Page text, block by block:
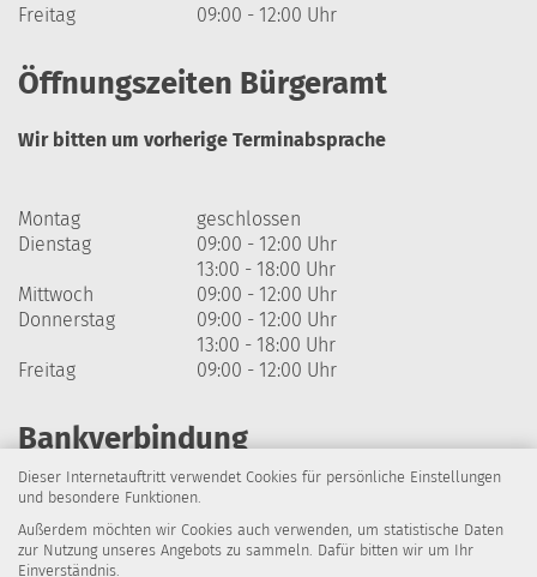
Dieser Internetauftritt verwendet Cookies für persönliche Einstellungen
und besondere Funktionen.
Außerdem möchten wir Cookies auch verwenden, um statistische Daten
zur Nutzung unseres Angebots zu sammeln. Dafür bitten wir um Ihr
Einverständnis.
Freitag
09:00 - 12:00 Uhr
Öffnungszeiten Bürgeramt
Wir bitten um vorherige Terminabsprache
Montag
geschlossen
Dienstag
09:00 - 12:00 Uhr
13:00 - 18:00 Uhr
Mittwoch
09:00 - 12:00 Uhr
Donnerstag
09:00 - 12:00 Uhr
13:00 - 18:00 Uhr
Freitag
09:00 - 12:00 Uhr
Bankverbindung
Harzsparkasse
IBAN: DE64 8105 2000 0320 1838 07